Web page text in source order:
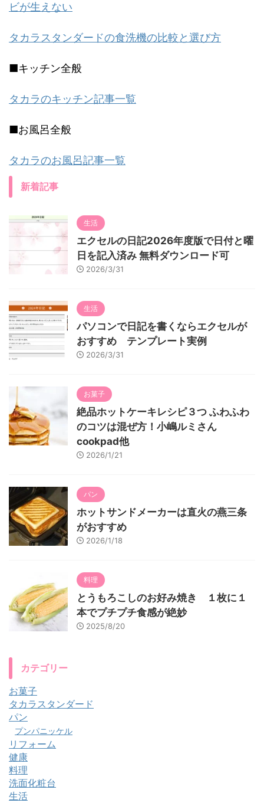
ビが生えない
タカラスタンダードの食洗機の比較と選び方
■キッチン全般
タカラのキッチン記事一覧
■お風呂全般
タカラのお風呂記事一覧
新着記事
生活
エクセルの日記2026年度版で日付と曜
日を記入済み 無料ダウンロード可
2026/3/31
生活
パソコンで日記を書くならエクセルが
おすすめ テンプレート実例
2026/3/31
お菓子
絶品ホットケーキレシピ３つ ふわふわ
のコツは混ぜ方！小嶋ルミさん
cookpad他
2026/1/21
パン
ホットサンドメーカーは直火の燕三条
がおすすめ
2026/1/18
料理
とうもろこしのお好み焼き １枚に１
本でプチプチ食感が絶妙
2025/8/20
カテゴリー
お菓子
タカラスタンダード
パン
プンパニッケル
リフォーム
健康
料理
洗面化粧台
生活